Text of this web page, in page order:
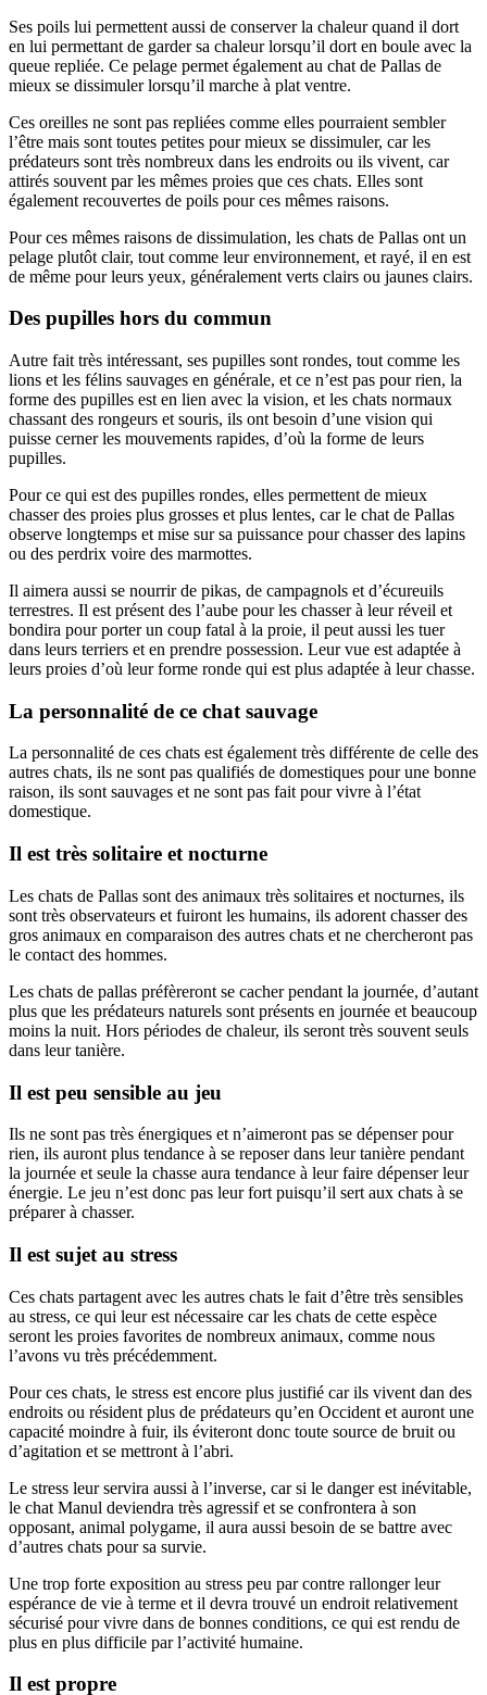
Ses poils lui permettent aussi de conserver la chaleur quand il dort
en lui permettant de garder sa chaleur lorsqu’il dort en boule avec la
queue repliée. Ce pelage permet également au chat de Pallas de
mieux se dissimuler lorsqu’il marche à plat ventre.
Ces oreilles ne sont pas repliées comme elles pourraient sembler
l’être mais sont toutes petites pour mieux se dissimuler, car les
prédateurs sont très nombreux dans les endroits ou ils vivent, car
attirés souvent par les mêmes proies que ces chats. Elles sont
également recouvertes de poils pour ces mêmes raisons.
Pour ces mêmes raisons de dissimulation, les chats de Pallas ont un
pelage plutôt clair, tout comme leur environnement, et rayé, il en est
de même pour leurs yeux, généralement verts clairs ou jaunes clairs.
Des pupilles hors du commun
Autre fait très intéressant, ses pupilles sont rondes, tout comme les
lions et les félins sauvages en générale, et ce n’est pas pour rien, la
forme des pupilles est en lien avec la vision, et les chats normaux
chassant des rongeurs et souris, ils ont besoin d’une vision qui
puisse cerner les mouvements rapides, d’où la forme de leurs
pupilles.
Pour ce qui est des pupilles rondes, elles permettent de mieux
chasser des proies plus grosses et plus lentes, car le chat de Pallas
observe longtemps et mise sur sa puissance pour chasser des lapins
ou des perdrix voire des marmottes.
Il aimera aussi se nourrir de pikas, de campagnols et d’écureuils
terrestres. Il est présent des l’aube pour les chasser à leur réveil et
bondira pour porter un coup fatal à la proie, il peut aussi les tuer
dans leurs terriers et en prendre possession. Leur vue est adaptée à
leurs proies d’où leur forme ronde qui est plus adaptée à leur chasse.
La personnalité de ce chat sauvage
La personnalité de ces chats est également très différente de celle des
autres chats, ils ne sont pas qualifiés de domestiques pour une bonne
raison, ils sont sauvages et ne sont pas fait pour vivre à l’état
domestique.
Il est très solitaire et nocturne
Les chats de Pallas sont des animaux très solitaires et nocturnes, ils
sont très observateurs et fuiront les humains, ils adorent chasser des
gros animaux en comparaison des autres chats et ne chercheront pas
le contact des hommes.
Les chats de pallas préfèreront se cacher pendant la journée, d’autant
plus que les prédateurs naturels sont présents en journée et beaucoup
moins la nuit. Hors périodes de chaleur, ils seront très souvent seuls
dans leur tanière.
Il est peu sensible au jeu
Ils ne sont pas très énergiques et n’aimeront pas se dépenser pour
rien, ils auront plus tendance à se reposer dans leur tanière pendant
la journée et seule la chasse aura tendance à leur faire dépenser leur
énergie. Le jeu n’est donc pas leur fort puisqu’il sert aux chats à se
préparer à chasser.
Il est sujet au stress
Ces chats partagent avec les autres chats le fait d’être très sensibles
au stress, ce qui leur est nécessaire car les chats de cette espèce
seront les proies favorites de nombreux animaux, comme nous
l’avons vu très précédemment.
Pour ces chats, le stress est encore plus justifié car ils vivent dan des
endroits ou résident plus de prédateurs qu’en Occident et auront une
capacité moindre à fuir, ils éviteront donc toute source de bruit ou
d’agitation et se mettront à l’abri.
Le stress leur servira aussi à l’inverse, car si le danger est inévitable,
le chat Manul deviendra très agressif et se confrontera à son
opposant, animal polygame, il aura aussi besoin de se battre avec
d’autres chats pour sa survie.
Une trop forte exposition au stress peu par contre rallonger leur
espérance de vie à terme et il devra trouvé un endroit relativement
sécurisé pour vivre dans de bonnes conditions, ce qui est rendu de
plus en plus difficile par l’activité humaine.
Il est propre